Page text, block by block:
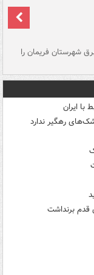
شهرستان فریمان را
ایران
رهگیر ندارد
قدم برنداشت